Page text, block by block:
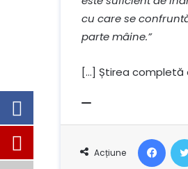
cu care se
parte mâine.”
[…] Știrea
Acțiune